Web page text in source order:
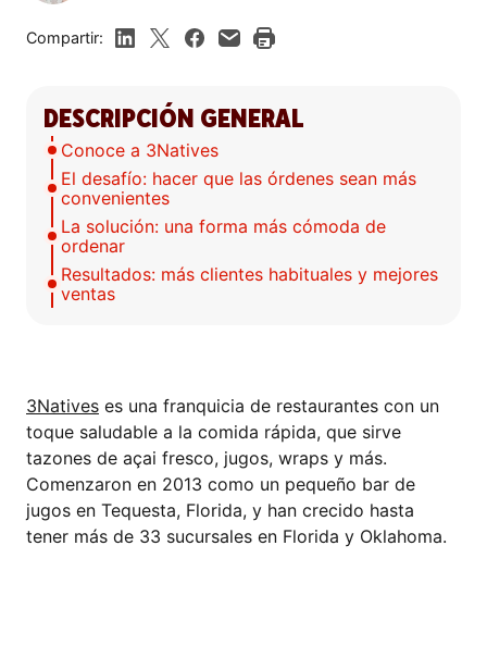
DESCRIPCIÓN GENERAL
Conoce a 3Natives
El desafío: hacer que las órdenes sean más
convenientes
La solución: una forma más cómoda de
ordenar
Resultados: más clientes habituales y mejores
ventas
3Natives es una franquicia de restaurantes con un
toque saludable a la comida rápida, que sirve
tazones de açai fresco, jugos, wraps y más.
Comenzaron en 2013 como un pequeño bar de
jugos en Tequesta, Florida, y han crecido hasta
tener más de 33 sucursales en Florida y Oklahoma.
Compartir: